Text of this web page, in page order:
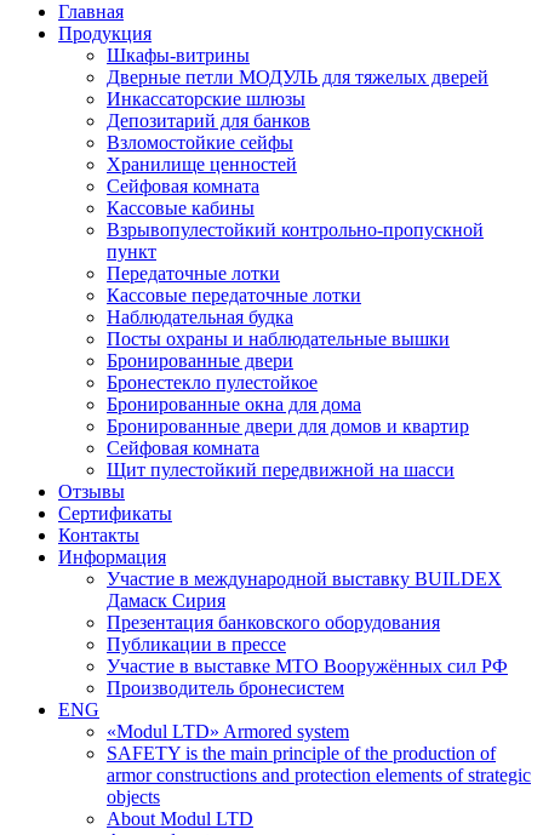
Главная
Продукция
Шкафы-витрины
Дверные петли МОДУЛЬ для тяжелых дверей
Инкассаторские шлюзы
Депозитарий для банков
Взломостойкие сейфы
Хранилище ценностей
Сейфовая комната
Кассовые кабины
Взрывопулестойкий контрольно-пропускной
пункт
Передаточные лотки
Кассовые передаточные лотки
Наблюдательная будка
Посты охраны и наблюдательные вышки
Бронированные двери
Бронестекло пулестойкое
Бронированные окна для дома
Бронированные двери для домов и квартир
Сейфовая комната
Щит пулестойкий передвижной на шасси
Отзывы
Сертификаты
Контакты
Информация
Участие в международной выставку BUILDEX
Дамаск Сирия
Презентация банковского оборудования
Публикации в прессе
Участие в выставке МТО Вооружённых сил РФ
Производитель бронесистем
ENG
«Modul LTD» Armored system
SAFETY is the main principle of the production of
armor constructions and protection elements of strategic
objects
About Modul LTD